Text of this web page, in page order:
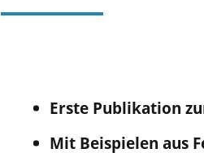
Erste Publikation
Mit Beispielen aus